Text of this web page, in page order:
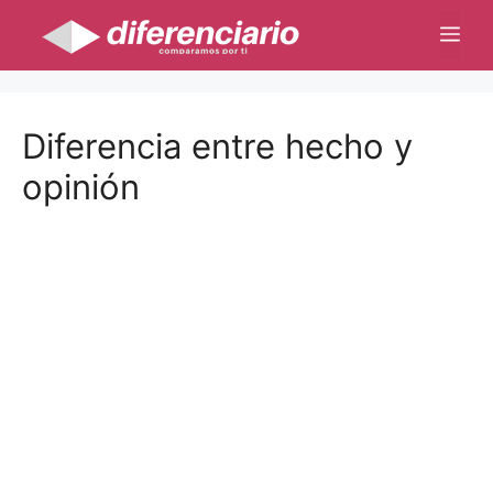
contenido
Diferencia entre hecho y
opinión